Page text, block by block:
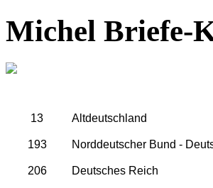
Michel Briefe-
13 Altdeutschland
193 Norddeutscher Bund -
206 Deutsches Reich